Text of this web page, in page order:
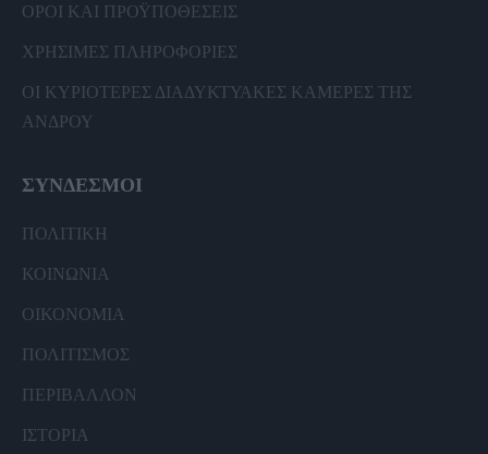
ΟΡΟΙ ΚΑΙ ΠΡΟΫΠΟΘΕΣΕΙΣ
ΧΡΗΣΙΜΕΣ ΠΛΗΡΟΦΟΡΙΕΣ
ΟΙ ΚΥΡΙΟΤΕΡΕΣ ΔΙΑΔΥΚΤΥΑΚΕΣ ΚΑΜΕΡΕΣ ΤΗΣ
ΑΝΔΡΟΥ
ΣΥΝΔΕΣΜΟΙ
ΠΟΛΙΤΙΚΗ
ΚΟΙΝΩΝΙΑ
ΟΙΚΟΝΟΜΙΑ
ΠΟΛΙΤΙΣΜΟΣ
ΠΕΡΙΒΑΛΛΟΝ
ΙΣΤΟΡΙΑ